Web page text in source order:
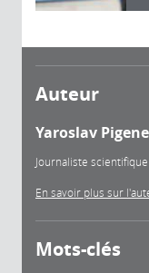
Auteur
Yaroslav
Journaliste scientifique
En savoir plus sur
Mots-clés